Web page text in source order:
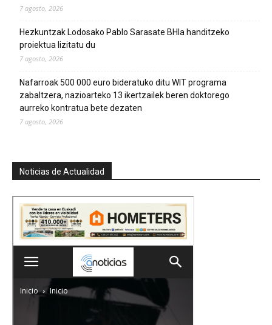
7 agosto, 2026
Hezkuntzak Lodosako Pablo Sarasate BHIa handitzeko
proiektua lizitatu du
7 agosto, 2026
Nafarroak 500 000 euro bideratuko ditu WIT programa
zabaltzera, nazioarteko 13 ikertzailek beren doktorego
aurreko kontratua bete dezaten
7 agosto, 2026
Noticias de Actualidad